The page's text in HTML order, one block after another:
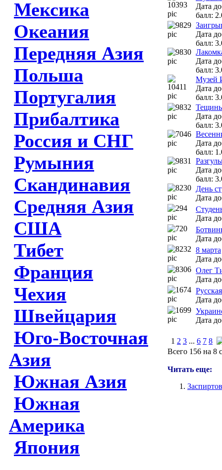
Мексика
Океания
Передняя Азия
Польша
Португалия
Прибалтика
Россия и СНГ
Румыния
Скандинавия
Средняя Азия
США
Тибет
Франция
Чехия
Швейцария
Юго-Восточная
Азия
Южная Азия
Южная
Америка
Япония
Дата
балл:
Дата
балл:
Дата
балл:
Музей
Дата
балл:
Дата
балл:
Дата
балл:
Дата
балл:
День
Дата
Дата
Дата
8 марта
Дата
Олег
Дата
Дата
Дата
1 2 3 ... 6 7 8
Всего 156 на 8
Читать еще: